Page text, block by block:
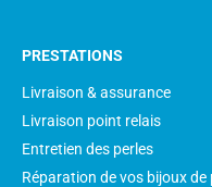
PRESTATIONS
Livraison & assurance
Livraison point relais
Entretien des perles
Réparation de vos bijoux de